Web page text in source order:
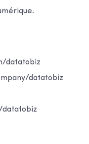
datatobiz
datatobiz
datatobiz